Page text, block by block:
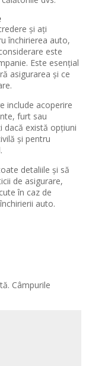
și ați
închirierea auto,
este
Este esențial
asigurarea și ce
include acoperire
furt sau
dacă există opțiuni
și pentru
detaliile și să
de asigurare,
în caz de
auto.
Câmpurile